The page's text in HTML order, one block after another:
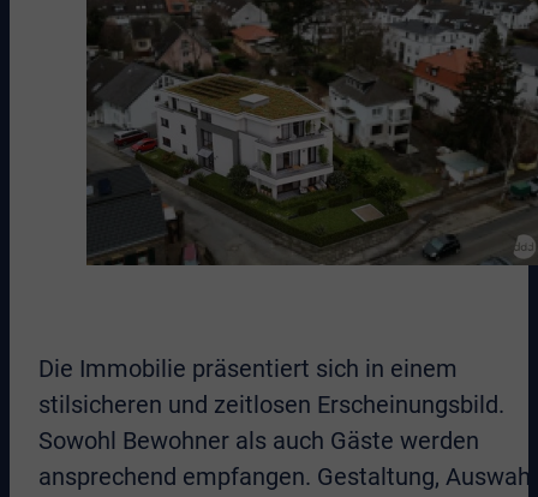
Die Immobilie präsentiert sich in einem
stilsicheren und zeitlosen Erscheinungsbild.
Sowohl Bewohner als auch Gäste werden
ansprechend empfangen. Gestaltung, Auswahl